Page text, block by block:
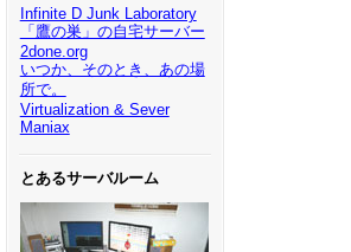
Infinite D Junk Laboratory
「鷹の巣」の自宅サーバー
2done.org
いつか、そのとき、あの場
所で。
Virtualization & Sever
Maniax
とあるサーバルーム